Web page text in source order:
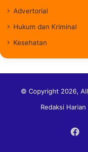
Advertorial
Hukum dan Kriminal
Kesehatan
© Copyright 2026,
Redaksi